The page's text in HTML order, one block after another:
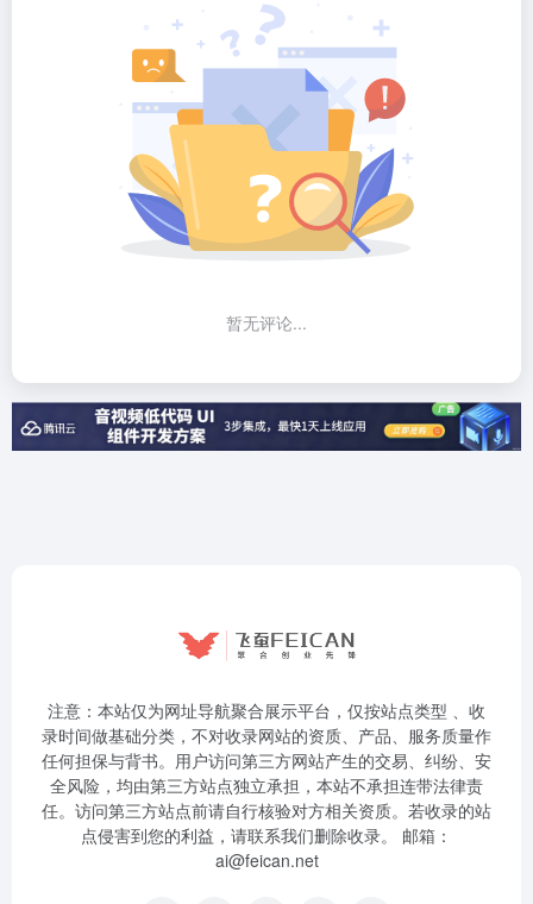
暂无评论...
注意：本站仅为网址导航聚合展示平台，仅按站点类型 、收
录时间做基础分类，不对收录网站的资质、产品、服务质量作
任何担保与背书。用户访问第三方网站产生的交易、纠纷、安
全风险，均由第三方站点独立承担，本站不承担连带法律责
任。访问第三方站点前请自行核验对方相关资质。若收录的站
点侵害到您的利益，请联系我们删除收录。 邮箱：
ai@feican.net